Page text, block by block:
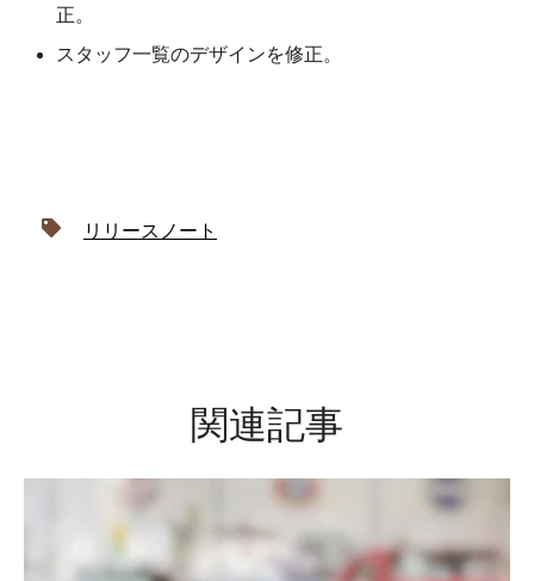
正。
スタッフ一覧のデザインを修正。
リリースノート
関連記事